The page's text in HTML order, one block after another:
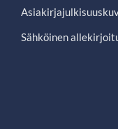
Sähköinen